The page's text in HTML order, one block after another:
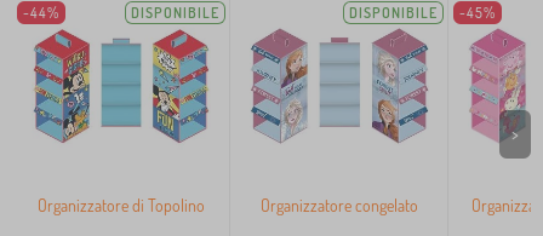
-44% DISPONIBILE
Organizzatore di Topolino
DISPONIBILE
Organizzatore congelato
-45%
>